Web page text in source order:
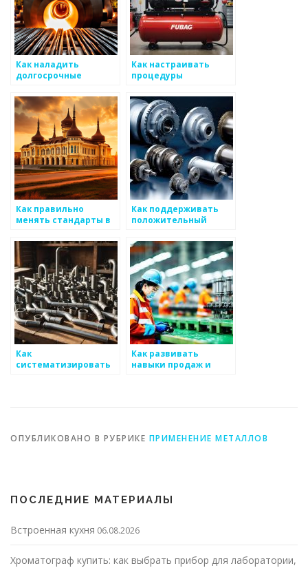
Как наладить
долгосрочные
клиентами для
увеличения уровня
продаж
металлоизделий
Как настраивать
процедуры
между различными
аспектами
маркетинга в
металлоизделиях
Как правильно
менять стандарты в
металоизделий
Как поддерживать
положительный
бизнеса по
производству
отчетов о
металоизделиях
Как
систематизировать
Как развивать
навыки продаж и
ОПУБЛИКОВАНО В РУБРИКЕ ПРИМЕНЕНИЕ МЕТАЛЛОВ
ПОСЛЕДНИЕ МАТЕРИАЛЫ
Встроенная кухня 06.08.2026
Хроматограф купить: как выбрать прибор для лаборатории,